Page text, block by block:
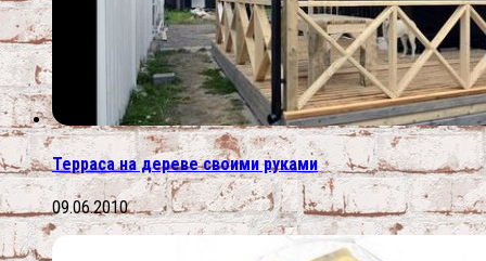
Терраса на дереве своими руками
09.06.2010